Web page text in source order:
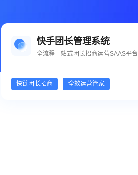
快手团长管理系统
全流程一站式团长招商运营SAAS平台
快链团长招商 全效运营管家